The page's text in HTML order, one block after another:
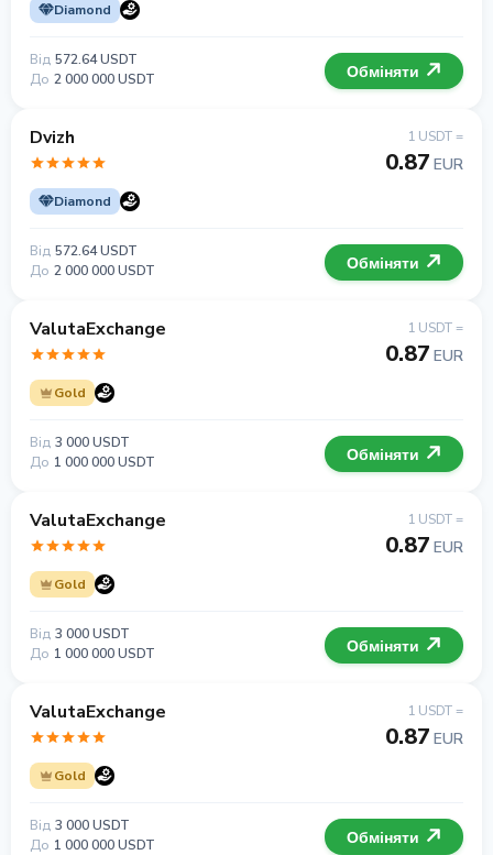
Diamond
Від 572.64 USDT
До 2 000 000 USDT Обміняти
Dvizh
Diamond
1 USDT =
0.87 EUR
Від 572.64 USDT
До 2 000 000 USDT Обміняти
ValutaExchange
Gold
1 USDT =
0.87 EUR
Від 3 000 USDT
До 1 000 000 USDT Обміняти
ValutaExchange
Gold
1 USDT =
0.87 EUR
Від 3 000 USDT
До 1 000 000 USDT Обміняти
ValutaExchange
Gold
1 USDT =
0.87 EUR
Від 3 000 USDT
До 1 000 000 USDT Обміняти